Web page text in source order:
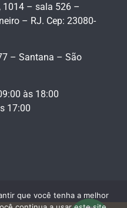
1014 – sala 526 –
– RJ. Cep: 23080-
– Santana – São
às 18:00
17:00
que você tenha a melhor